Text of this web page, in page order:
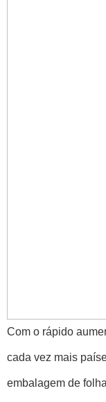
Com o rápido
cada vez mais
embalagem de